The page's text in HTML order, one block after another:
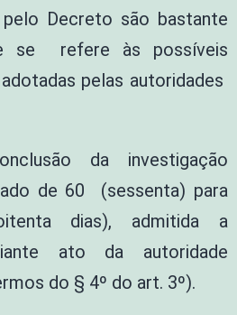
Decreto são bastante
se refere às possíveis
pelas autoridades
da investigação
de 60 (sessenta) para
dias), admitida a
ato da autoridade
do § 4º do art. 3º).